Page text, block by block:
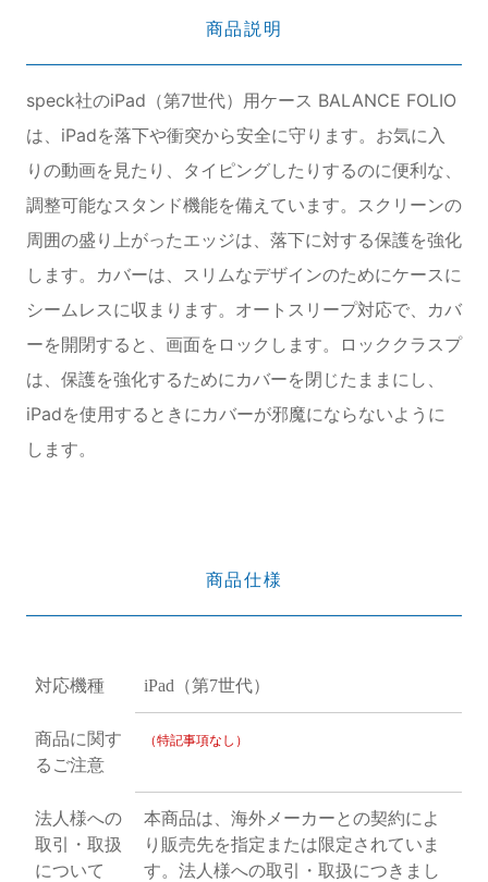
商品説明
speck社のiPad（第7世代）用ケース BALANCE FOLIO
は、iPadを落下や衝突から安全に守ります。お気に入
りの動画を見たり、タイピングしたりするのに便利な、
調整可能なスタンド機能を備えています。スクリーンの
周囲の盛り上がったエッジは、落下に対する保護を強化
します。カバーは、スリムなデザインのためにケースに
シームレスに収まります。オートスリープ対応で、カバ
ーを開閉すると、画面をロックします。ロッククラスプ
は、保護を強化するためにカバーを閉じたままにし、
iPadを使用するときにカバーが邪魔にならないように
します。
商品仕様
対応機種 iPad（第7世代）
商品に関す
るご注意
（特記事項なし）
法人様への
取引・取扱
について
本商品は、海外メーカーとの契約によ
り販売先を指定または限定されていま
す。法人様への取引・取扱につきまし